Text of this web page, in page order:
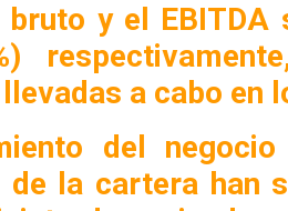
y el EBITDA
a cabo en
del
de la cartera han